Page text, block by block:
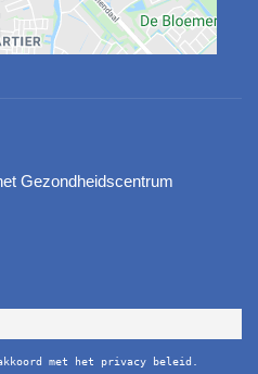
Gezondheidscentrum
met het privacy beleid.